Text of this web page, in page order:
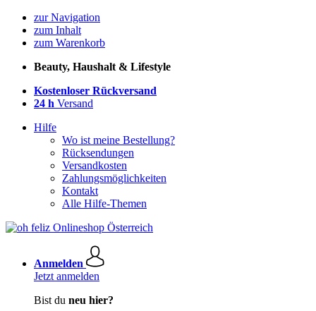
zur Navigation
zum Inhalt
zum Warenkorb
Beauty, Haushalt & Lifestyle
Kostenloser Rückversand
24 h Versand
Hilfe
Wo ist meine Bestellung?
Rücksendungen
Versandkosten
Zahlungsmöglichkeiten
Kontakt
Alle Hilfe-Themen
Anmelden
Jetzt anmelden
Bist du neu hier?